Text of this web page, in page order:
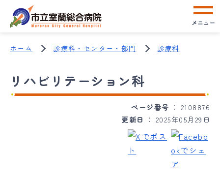
メニュー
ホーム 診療科・センター・部門 診療科
リハビリテーション科
ページ番号
2108876
更新日
2025年05月29日